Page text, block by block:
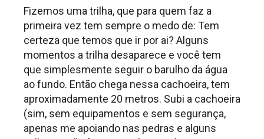
Fizemos uma trilha, que para quem faz a
primeira vez tem sempre o medo de: Tem
certeza que temos que ir por ai? Alguns
momentos a trilha desaparece e você tem
que simplesmente seguir o barulho da água
ao fundo. Então chega nessa cachoeira, tem
aproximadamente 20 metros. Subi a cachoeira
(sim, sem equipamentos e sem segurança,
apenas me apoiando nas pedras e alguns